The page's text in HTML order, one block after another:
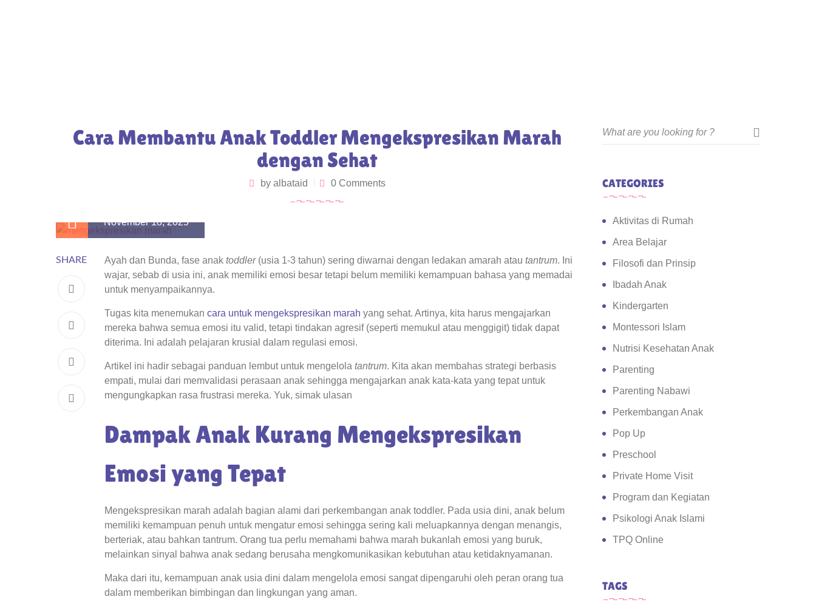
Cara Membantu Anak Toddler Mengekspresikan Marah
dengan Sehat
by albataid 0 Comments
November 18, 2025
SHARE Ayah dan Bunda, fase anak toddler(usia 1-3 tahun) sering diwarnai dengan ledakan amarah atau tantrum. Ini
wajar, sebab di usia ini, anak memiliki emosi besar tetapi belum memiliki kemampuan bahasa yang memadai
untuk menyampaikannya.
Tugas kita menemukan cara untuk mengekspresikan marah yang sehat. Artinya, kita harus mengajarkan
mereka bahwa semua emosi itu valid, tetapi tindakan agresif (seperti memukul atau menggigit) tidak dapat
diterima. Ini adalah pelajaran krusial dalam regulasi emosi.
Artikel ini hadir sebagai panduan lembut untuk mengelola tantrum. Kita akan membahas strategi berbasis
empati, mulai dari memvalidasi perasaan anak sehingga mengajarkan anak kata-kata yang tepat untuk
mengungkapkan rasa frustrasi mereka. Yuk, simak ulasan
Dampak Anak Kurang Mengekspresikan
Emosi yang Tepat
Mengekspresikan marah adalah bagian alami dari perkembangan anak toddler. Pada usia dini, anak belum
memiliki kemampuan penuh untuk mengatur emosi sehingga sering kali meluapkannya dengan menangis,
berteriak, atau bahkan tantrum. Orang tua perlu memahami bahwa marah bukanlah emosi yang buruk,
melainkan sinyal bahwa anak sedang berusaha mengkomunikasikan kebutuhan atau ketidaknyamanan.
Maka dari itu, kemampuan anak usia dini dalam mengelola emosi sangat dipengaruhi oleh peran orang tua
dalam memberikan bimbingan dan lingkungan yang aman.
CATEGORIES
Aktivitas di Rumah
Area Belajar
Filosofi dan Prinsip
Ibadah Anak
Kindergarten
Montessori Islam
Nutrisi Kesehatan Anak
Parenting
Parenting Nabawi
Perkembangan Anak
Pop Up
Preschool
Private Home Visit
Program dan Kegiatan
Psikologi Anak Islami
TPQ Online
TAGS